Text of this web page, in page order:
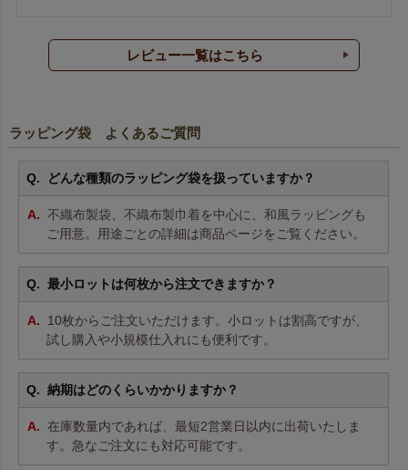
レビュー一覧はこちら
ラッピング袋 よくあるご質問
どんな種類のラッピング袋を扱っていますか？
不織布製袋 不織布製巾着を中心に、 和風ラッピングも
ご用意。用途ごとの詳細は商品ページをご覧ください。
最小ロットは何枚から注文できますか？
10枚からご注文いただけます。小ロットは割高ですが、
試し購入や小規模仕入れにも便利です。
納期はどのくらいかかりますか？
在庫数量内であれば、最短2営業日以内に出荷いたしま
す。急なご注文にも対応可能です。